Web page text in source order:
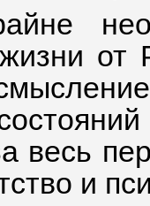
жизни
весь
и